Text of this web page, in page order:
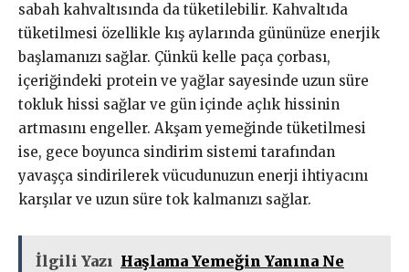
sabah kahvaltısında da tüketilebilir. Kahvaltıda
tüketilmesi özellikle kış aylarında gününüze enerjik
başlamanızı sağlar. Çünkü kelle paça çorbası,
içeriğindeki protein ve yağlar sayesinde uzun süre
tokluk hissi sağlar ve gün içinde açlık hissinin
artmasını engeller. Akşam yemeğinde tüketilmesi
ise, gece boyunca sindirim sistemi tarafından
yavaşça sindirilerek vücudunuzun enerji ihtiyacını
karşılar ve uzun süre tok kalmanızı sağlar.
İlgili Yazı Haşlama Yemeğin Yanına Ne